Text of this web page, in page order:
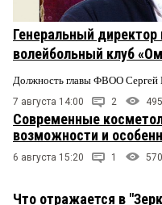
Генеральный
волейбольный клуб
Должность главы ФВОО
7 августа 14:00 2 495
Современные
возможности и
6 августа 15:20 1 570
Что отражается в